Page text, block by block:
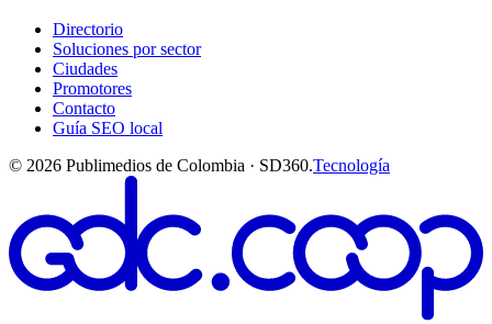
Directorio
Soluciones por sector
Ciudades
Promotores
Contacto
Guía SEO local
© 2026 Publimedios de Colombia · SD360.Tecnología